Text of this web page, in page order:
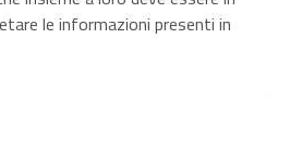
le informazioni presenti in